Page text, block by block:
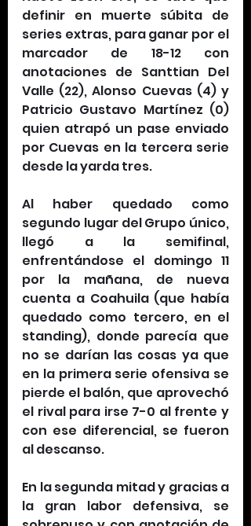
definir en muerte súbita de
series extras, para ganar por el
marcador de 18-12 con
anotaciones de Santtian Del
Valle (22), Alonso Cuevas (4) y
Patricio Gustavo Martínez (0)
quien atrapó un pase enviado
por Cuevas en la tercera serie
desde la yarda tres.
Al haber quedado como
segundo lugar del Grupo único,
llegó a la semifinal,
enfrentándose el domingo 11
por la mañana, de nueva
cuenta a Coahuila (que había
quedado como tercero, en el
standing), donde parecía que
no se darían las cosas ya que
en la primera serie ofensiva se
pierde el balón, que aprovechó
el rival para irse 7-0 al frente y
con ese diferencial, se fueron
al descanso.
En la segunda mitad y gracias a
la gran labor defensiva, se